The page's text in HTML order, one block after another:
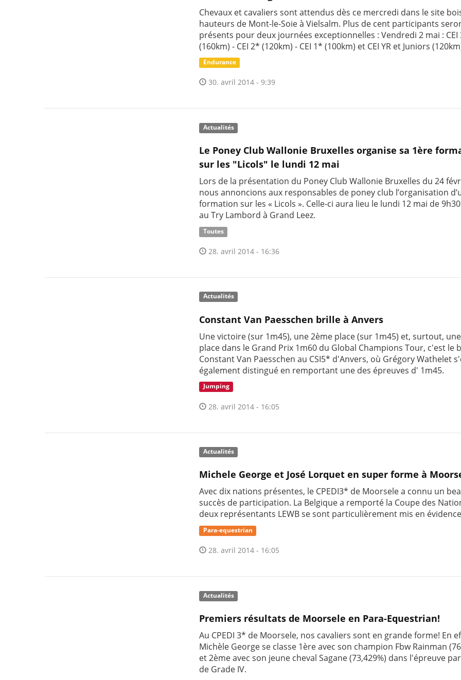
Chevaux et cavaliers sont attendus dès ce mercredi dans le site
hauteurs de Mont-le-Soie à Vielsalm. Plus de cent participants
présents pour deux journées exceptionnelles : Vendredi 2 mai : CEI
(160km) - CEI 2* (120km) - CEI 1* (100km) et CEI YR et Juniors
Endurance
30. avril 2014 - 9:39
Actualités
Le Poney Club Wallonie Bruxelles organise sa 1ère
sur les "Licols" le lundi 12 mai
Lors de la présentation du Poney Club Wallonie Bruxelles du 24
nous annoncions aux responsables de poney club l’organisation
formation sur les « Licols ». Celle-ci aura lieu le lundi 12 mai de
au Try Lambord à Grand Leez.
Toutes
28. avril 2014 - 16:36
Actualités
Constant Van Paesschen brille à Anvers
Une victoire (sur 1m45), une 2ème place (sur 1m45) et, surtout,
place dans le Grand Prix 1m60 du Global Champions Tour, c'est le
Constant Van Paesschen au CSI5* d'Anvers, où Grégory Wathelet
également distingué en remportant une des épreuves d' 1m45.
Jumping
28. avril 2014 - 16:05
Actualités
Michele George et José Lorquet en super forme à
Avec dix nations présentes, le CPEDI3* de Moorsele a connu un
succès de participation. La Belgique a remporté la Coupe des
deux représentants LEWB se sont particulièrement mis en
Para-equestrian
28. avril 2014 - 16:05
Actualités
Premiers résultats de Moorsele en Para-Equestrian!
Au CPEDI 3* de Moorsele, nos cavaliers sont en grande forme! En
Michèle George se classe 1ère avec son champion Fbw Rainman
et 2ème avec son jeune cheval Sagane (73,429%) dans l'épreuve
de Grade IV.